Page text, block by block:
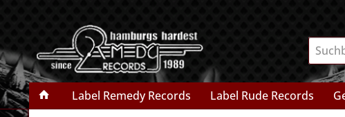
Label Remedy Records Label Rude Records